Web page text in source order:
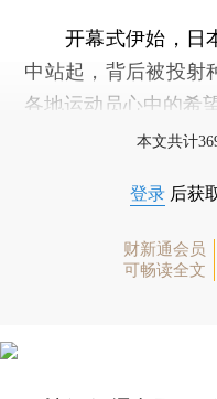
开幕式伊始，日
中站起，背后被投射
各地运动员心中的希望
本文共计
登录 后获
财新通会员
可畅读全文